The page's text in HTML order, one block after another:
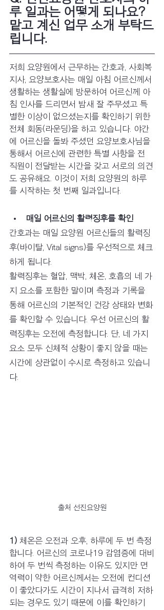
루 일과는 어떻게 되나요?
맡고 계신 업무 소개 부탁드
립니다.
저희 요양원에서 근무하는 간호과, 사회복
지사, 요양보호사는 매일 아침 어르신께서
생활하는 생활실에 방문하여 어르신께 아
침 인사를 드리면서 밤새 잘 주무셨고 특
별한 이상이 없으셨는지를 확인하기 위한
전체 회동(라운딩)을 하고 있습니다. 야간
에 어르신을 돌봐 주셨던 요양보호사님을
통해서 어르신에 관련한 특별 사항을 전
직원이 전달받는 시간을 갖고 서로의 의견
도 공유해요. 이것이 저희 요양원의 하루
를 시작하는 첫 번째 일과입니다.
매일 어르신의 활력징후를 확인
간호과는 매일 요양원 어르신들의 활력징
후(바이탈, Vital signs)를 우선적으로 체크
하게 됩니다.
활력징후는 혈압, 맥박, 체온, 호흡의 네 가
지 요소를 포함한 말이며 측정과 기록을
통해 어르신의 기본적인 건강 상태와 변화
를 확인할 수 있습니다. 우선 어르신의 활
력징후는 오전에 측정합니다. 단, 네 가지
요소 모두 신체적 상황이 좋지 않을 때는
시간에 상관없이 수시로 측정하고 있습니
다.
출처 선진요양원
1) 체온은 오전과 오후, 하루에 두 번 측정
합니다. 어르신의 코로나19 감염증에 대비
하여 두 번씩 측정하는 이유도 있지만 면
역력이 약한 어르신께서는 오전에 컨디션
이 좋았다가도 시간이 지나서 급격히 저하
되는 경우도 있기 때문에 이를 확인하기